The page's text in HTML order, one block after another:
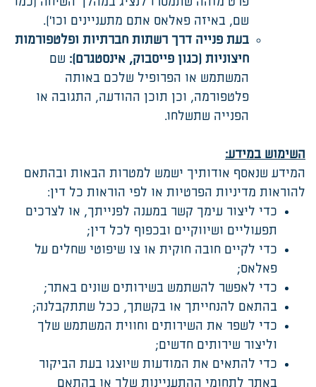
שם, באיזה פאלאס אתם מתעניינים וכו').
בעת פנייה דרך רשתות חברתיות ופלטפורמות
חיצוניות (כגון פייסבוק, אינסטגרם): שם
המשתמש או הפרופיל שלכם באותה
פלטפורמה, וכן תוכן ההודעה, התגובה או
הפנייה שתשלחו.
השימוש במידע:
המידע שנאסף אודותיך ישמש למטרות הבאות ובהתאם
להוראות מדיניות הפרטיות או לפי הוראות כל דין:
כדי ליצור עימך קשר במענה לפנייתך, או לצרכים
תפעוליים ושיווקיים ובכפוף לכל דין;
כדי לקיים חובה חוקית או צו שיפוטי שחלים על
פאלאס;
כדי לאפשר להשתמש בשירותים שונים באתר;
בהתאם להנחייתך או בקשתך, ככל שתתקבלנה;
כדי לשפר את השירותים וחווית המשתמש שלך
וליצור שירותים חדשים;
כדי להתאים את המודעות שיוצגו בעת הביקור
באתר לתחומי ההתעניינות שלך או בהתאם